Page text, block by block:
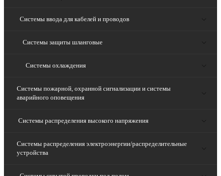
Системы ввода для кабелей и проводов
Системы защиты шланговые
Системы охлаждения
Системы пожарной, охранной сигнализации и системы
аварийного оповещения
Системы распределения высокого напряжения
Системы распределения электроэнергии/распределительные
устройства